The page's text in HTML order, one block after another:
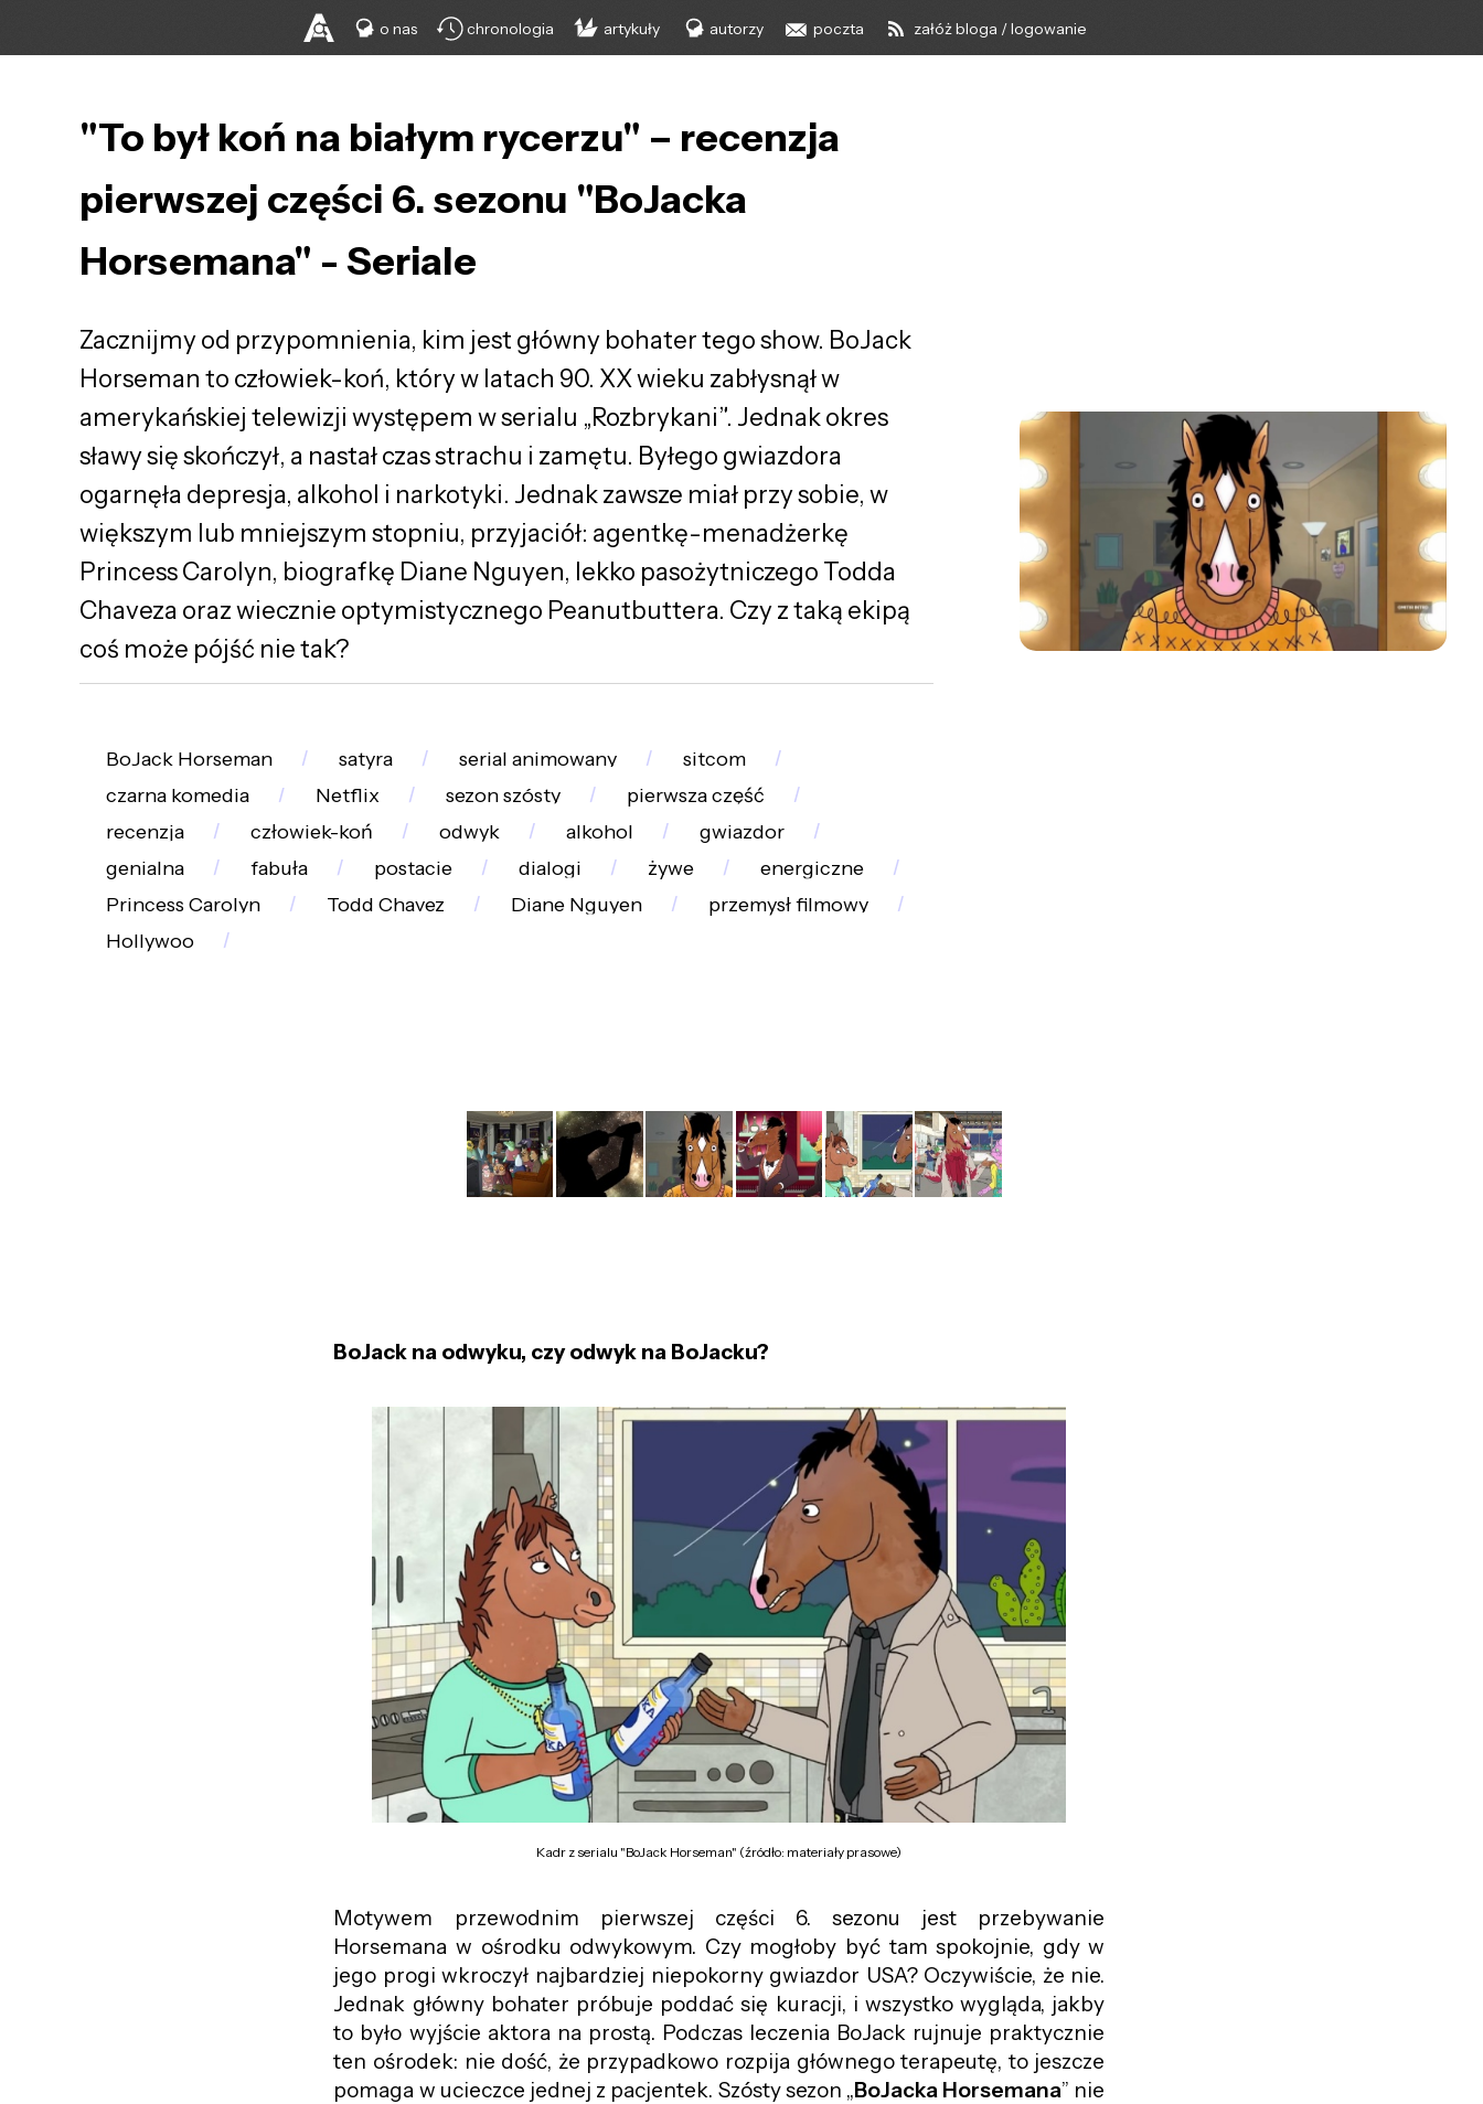
o nas chronologia artykuły autorzy poczta załóż bloga / logowanie
"To był koń na białym rycerzu" – recenzja
pierwszej części 6. sezonu "BoJacka
Horsemana" - Seriale
Zacznijmy od przypomnienia, kim jest główny bohater tego show. BoJack
Horseman to człowiek-koń, który w latach 90. XX wieku zabłysnął w
amerykańskiej telewizji występem w serialu „Rozbrykani”. Jednak okres
sławy się skończył, a nastał czas strachu i zamętu. Byłego gwiazdora
ogarnęła depresja, alkohol i narkotyki. Jednak zawsze miał przy sobie, w
większym lub mniejszym stopniu, przyjaciół: agentkę-menadżerkę
Princess Carolyn, biografkę Diane Nguyen, lekko pasożytniczego Todda
Chaveza oraz wiecznie optymistycznego Peanutbuttera. Czy z taką ekipą
coś może pójść nie tak?
BoJack Horseman satyra serial animowany
sitcom
czarna komedia
Netflix sezon szósty
pierwsza część
recenzja
człowiek-koń odwyk alkohol
gwiazdor
genialna
fabuła postacie dialogi żywe
energiczne
Princess Carolyn
Todd Chavez Diane Nguyen
przemysł filmowy
Hollywoo
BoJack na odwyku, czy odwyk na BoJacku?
Kadr z serialu "BoJack Horseman" (źródło: materiały prasowe)
Motywem przewodnim pierwszej części 6. sezonu jest przebywanie
Horsemana w ośrodku odwykowym. Czy mogłoby być tam spokojnie, gdy w
jego progi wkroczył najbardziej niepokorny gwiazdor USA? Oczywiście, że nie.
Jednak główny bohater próbuje poddać się kuracji, i wszystko wygląda, jakby
to było wyjście aktora na prostą. Podczas leczenia BoJack rujnuje praktycznie
ten ośrodek: nie dość, że przypadkowo rozpija głównego terapeutę, to jeszcze
pomaga w ucieczce jednej z pacjentek. Szósty sezon „BoJacka Horsemana” nie